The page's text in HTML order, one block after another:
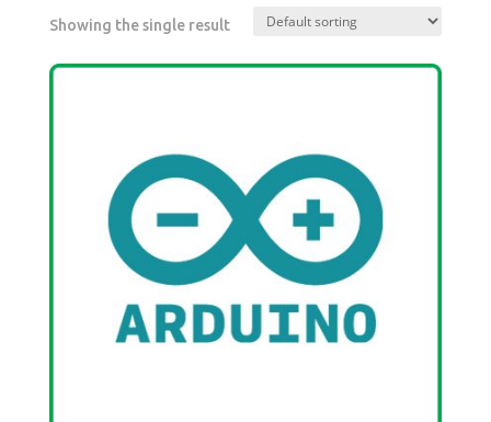
Showing the single result